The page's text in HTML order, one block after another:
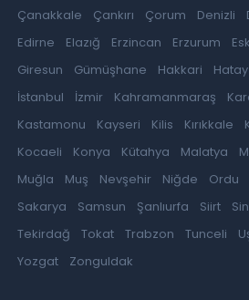
Çanakkale
Çankırı Çorum Denizli
Edirne
Elazığ Erzincan Erzurum
Giresun
Gümüşhane Hakkari Hatay
İstanbul
İzmir Kahramanmaraş
Kastamonu
Kayseri Kilis Kırıkkale
Kocaeli
Konya Kütahya Malatya
Muğla
Muş Nevşehir Niğde Ordu
Sakarya
Samsun Şanlıurfa Siirt
Tekirdağ
Tokat Trabzon Tunceli
Yozgat
Zonguldak